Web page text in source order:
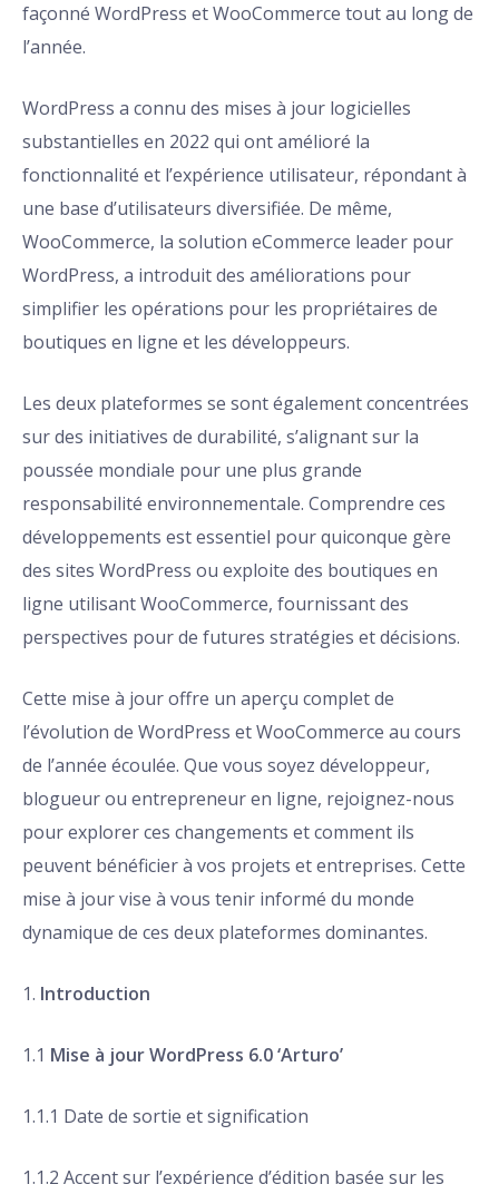
façonné WordPress et WooCommerce tout au long de
l’année.
WordPress a connu des mises à jour logicielles
substantielles en 2022 qui ont amélioré la
fonctionnalité et l’expérience utilisateur, répondant à
une base d’utilisateurs diversifiée. De même,
WooCommerce, la solution eCommerce leader pour
WordPress, a introduit des améliorations pour
simplifier les opérations pour les propriétaires de
boutiques en ligne et les développeurs.
Les deux plateformes se sont également concentrées
sur des initiatives de durabilité, s’alignant sur la
poussée mondiale pour une plus grande
responsabilité environnementale. Comprendre ces
développements est essentiel pour quiconque gère
des sites WordPress ou exploite des boutiques en
ligne utilisant WooCommerce, fournissant des
perspectives pour de futures stratégies et décisions.
Cette mise à jour offre un aperçu complet de
l’évolution de WordPress et WooCommerce au cours
de l’année écoulée. Que vous soyez développeur,
blogueur ou entrepreneur en ligne, rejoignez-nous
pour explorer ces changements et comment ils
peuvent bénéficier à vos projets et entreprises. Cette
mise à jour vise à vous tenir informé du monde
dynamique de ces deux plateformes dominantes.
1. Introduction
1.1 Mise à jour WordPress 6.0 ‘Arturo’
1.1.1 Date de sortie et signification
1.1.2 Accent sur l’expérience d’édition basée sur les